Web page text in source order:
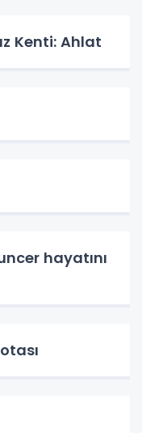
Kenti: Ahlat
hayatını